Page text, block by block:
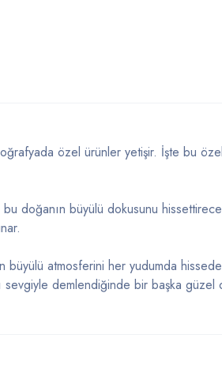
özel ürünler yetişir. İşte bu
doğanın büyülü dokusunu
atmosferini her yudumda
demlendiğinde bir başka